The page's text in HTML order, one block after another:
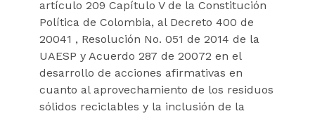
artículo 209 Capítulo V de la Constitución
Política de Colombia, al Decreto 400 de
20041 , Resolución No. 051 de 2014 de la
UAESP y Acuerdo 287 de 20072 en el
desarrollo de acciones afirmativas en
cuanto al aprovechamiento de los residuos
sólidos reciclables y la inclusión de la